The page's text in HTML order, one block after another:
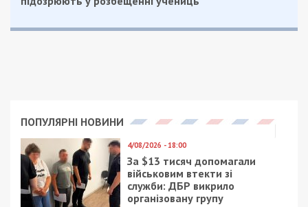
ПОПУЛЯРНІ НОВИНИ
4/08/2026 - 18:00
За $13 тисяч допомагали
військовим втекти зі
служби: ДБР викрило
організовану групу